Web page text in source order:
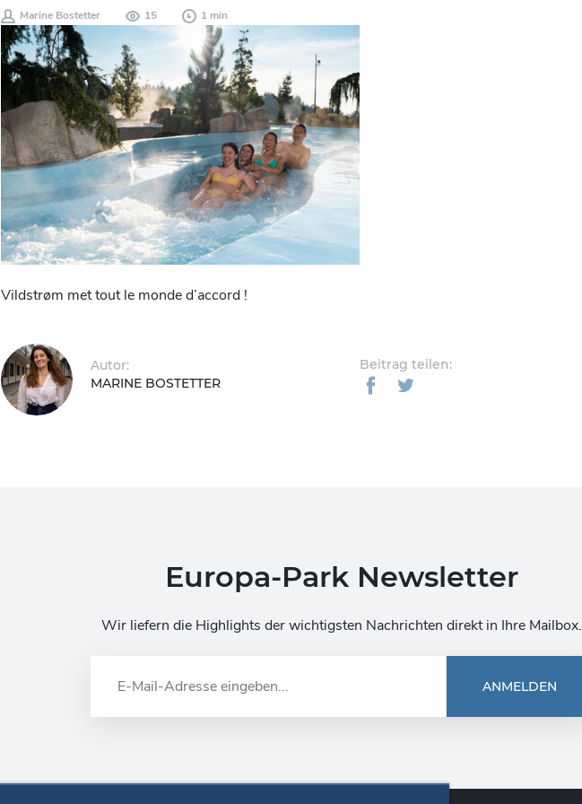
Marine Bostetter 15 1 min
Vildstrøm met tout le monde d’accord !
Autor:
MARINE BOSTETTER
Beitrag teilen:
Europa-Park Newsletter
Wir liefern die Highlights der wichtigsten Nachrichten direkt in Ihre Mailbox.
ANMELDEN